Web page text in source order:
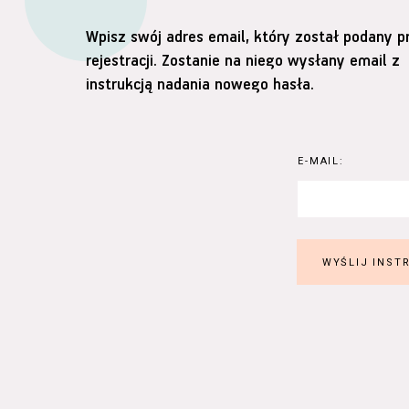
Wpisz swój adres email, który został podany
rejestracji. Zostanie na niego wysłany email z
instrukcją nadania nowego hasła.
E-MAIL: